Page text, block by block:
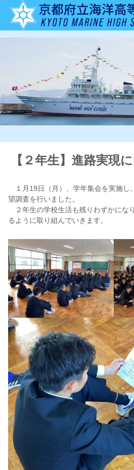
【２年生】進路実現
１月19日（月）、学年集会を実施し
望調査を行いました。
２年生の学校生活も残りわずかにな
るように取り組んでいきます。